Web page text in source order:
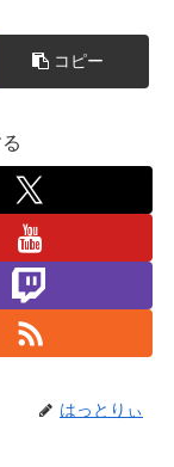
コピー
はっとりぃ